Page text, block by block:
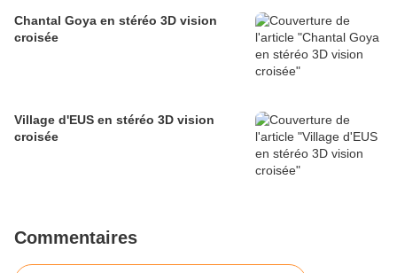
Chantal Goya en stéréo 3D vision
croisée
Village d'EUS en stéréo 3D vision
croisée
Commentaires